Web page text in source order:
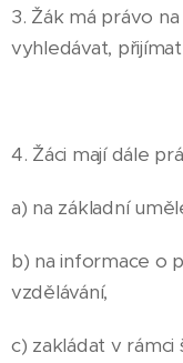
3. Žák má právo
vyhledávat,
4. Žáci mají dále
a) na základní
b) na informace o
vzdělávání,
c) zakládat v rámci